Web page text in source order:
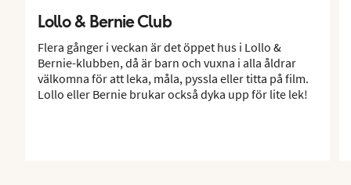
Lollo & Bernie Club
Flera gånger i veckan är det öppet hus i Lollo &
Bernie-klubben, då är barn och vuxna i alla åldrar
välkomna för att leka, måla, pyssla eller titta på film.
Lollo eller Bernie brukar också dyka upp för lite lek!